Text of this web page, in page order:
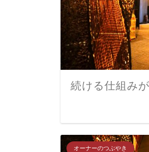
続ける仕組み
オーナーのつぶやき